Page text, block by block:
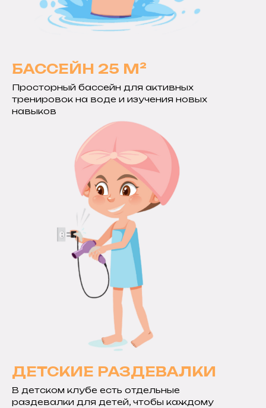
БАССЕЙН 25 М²
Просторный бассейн для активных
тренировок на воде и изучения новых
навыков
ДЕТСКИЕ РАЗДЕВАЛКИ
В детском клубе есть отдельные
раздевалки для детей, чтобы каждому